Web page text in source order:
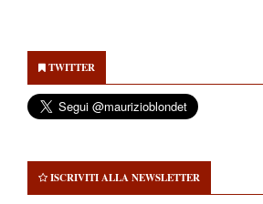
Sidebar
TWITTER
ISCRIVITI ALLA NEWSLETTER